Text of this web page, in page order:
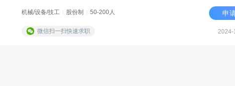
机械/设备/技工 股份制 50-200人 申
建 商业保险 五险 公积金
微信扫一扫快速求职 2024-